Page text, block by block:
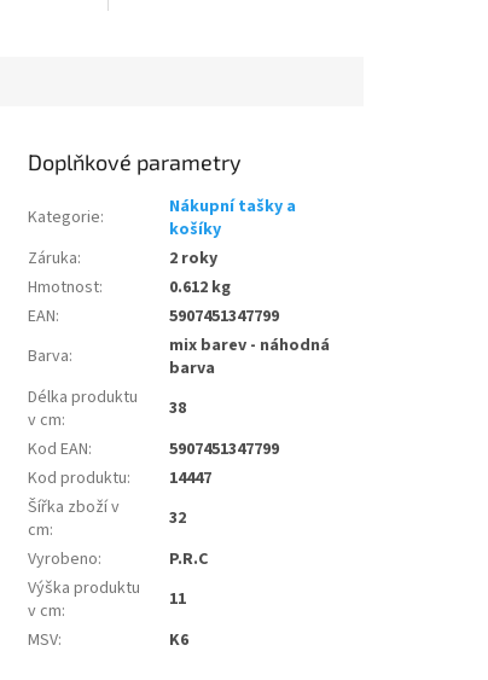
Doplňkové parametry
Kategorie:
Nákupní tašky a
košíky
Záruka:
2 roky
Hmotnost:
0.612 kg
EAN:
5907451347799
Barva:
mix barev - náhodná
barva
Délka produktu
v cm:
38
Kod EAN:
5907451347799
Kod produktu:
14447
Šířka zboží v
cm:
32
Vyrobeno:
P.R.C
Výška produktu
v cm:
11
MSV: K6